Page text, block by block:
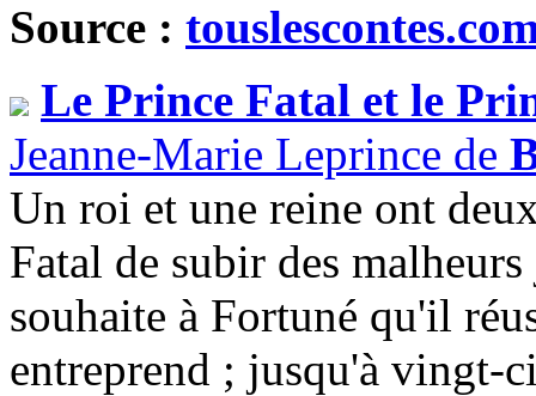
Source :
Le Prince Fatal et le
Jeanne-Marie Leprince de
Un roi et une reine ont
Fatal de subir des
souhaite à Fortuné qu'il
entreprend ; jusqu'à vingt-